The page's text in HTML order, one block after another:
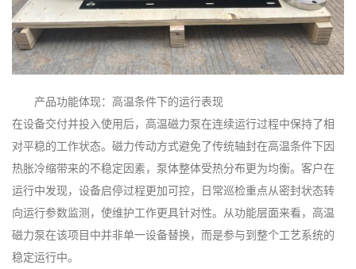
产品功能体现：高温条件下的运行表现
在设备交付并投入使用后，高温磁力泵在连续运行过程中保持了相
对平稳的工作状态。磁力传动方式避免了传统轴封在高温条件下因
热胀冷缩带来的不稳定因素，泵体整体受热分布更为均衡。客户在
运行中发现，设备启停过程更加可控，日常巡检重点从密封状态转
向运行参数监测，使维护工作更具针对性。从功能层面来看，高温
磁力泵在该项目中并非单一设备替换，而是参与到整个工艺系统的
稳定运行中。